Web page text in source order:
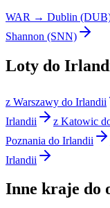
WAR → Dublin
Shannon (SNN)
Loty do
z Warszawy do Irlandii
Irlandii
z Katowic
Poznania do Irlandii
Irlandii
Inne kraje do